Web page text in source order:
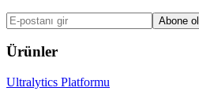
Abone ol
Ürünler
Ultralytics Platformu